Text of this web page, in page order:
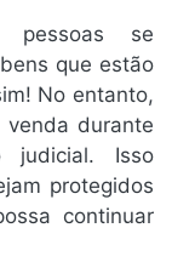
pessoas se
que estão
No entanto,
durante
judicial. Isso
protegidos
continuar